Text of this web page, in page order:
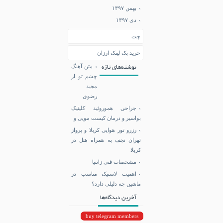
بهمن ۱۳۹۷
دی ۱۳۹۷
چت
خرید بک لینک ارزان
نوشته‌های تازه
متن آهنگ
چشم تو از
مجید
رضوی
جراحی هموروئید کلینیک
بواسیر و درمان کیست مویی و
رزرو تور هوایی کربلا و پرواز
تهران نجف به همراه هتل در
کربلا
مشخصات فنی زانتیا
اهمیت لاستیک مناسب در
ماشین چه دلیلی دارد؟
آخرین دیدگاه‌ها
buy telegram members